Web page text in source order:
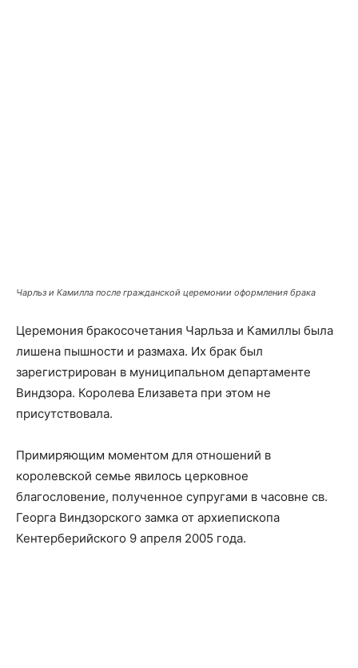
Чарльз и Камилла после гражданской церемонии оформления брака
Церемония бракосочетания Чарльза и Камиллы была
лишена пышности и размаха. Их брак был
зарегистрирован в муниципальном департаменте
Виндзора. Королева Елизавета при этом не
присутствовала.
Примиряющим моментом для отношений в
королевской семье явилось церковное
благословение, полученное супругами в часовне св.
Георга Виндзорского замка от архиепископа
Кентерберийского 9 апреля 2005 года.